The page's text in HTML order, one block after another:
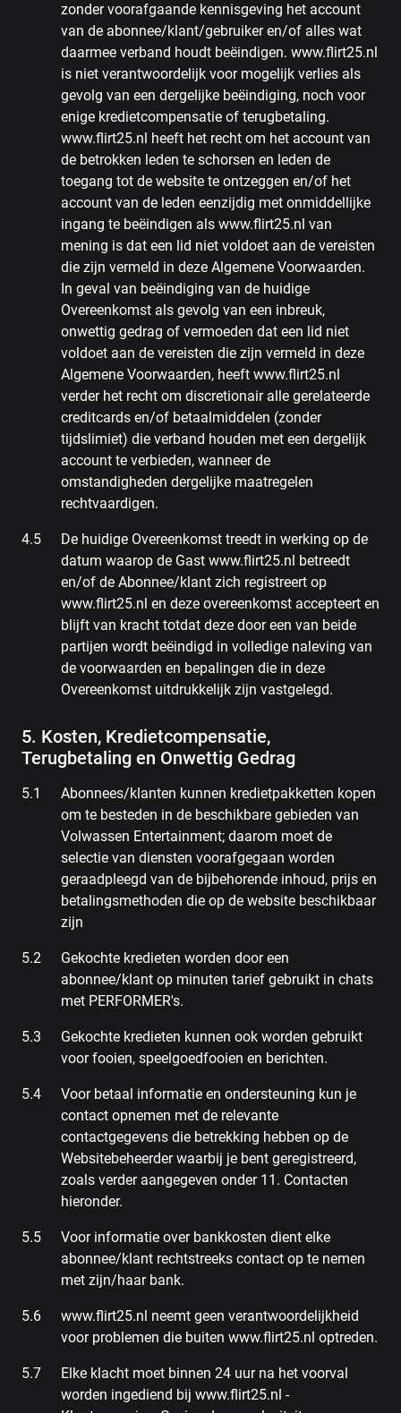
zonder voorafgaande kennisgeving het account
van de abonnee/klant/gebruiker en/of alles wat
daarmee verband houdt beëindigen. www.flirt25.nl
is niet verantwoordelijk voor mogelijk verlies als
gevolg van een dergelijke beëindiging, noch voor
enige kredietcompensatie of terugbetaling.
www.flirt25.nl heeft het recht om het account van
de betrokken leden te schorsen en leden de
toegang tot de website te ontzeggen en/of het
account van de leden eenzijdig met onmiddellijke
ingang te beëindigen als www.flirt25.nl van
mening is dat een lid niet voldoet aan de vereisten
die zijn vermeld in deze Algemene Voorwaarden.
In geval van beëindiging van de huidige
Overeenkomst als gevolg van een inbreuk,
onwettig gedrag of vermoeden dat een lid niet
voldoet aan de vereisten die zijn vermeld in deze
Algemene Voorwaarden, heeft www.flirt25.nl
verder het recht om discretionair alle gerelateerde
creditcards en/of betaalmiddelen (zonder
tijdslimiet) die verband houden met een dergelijk
account te verbieden, wanneer de
omstandigheden dergelijke maatregelen
rechtvaardigen.
De huidige Overeenkomst treedt in werking op de
datum waarop de Gast www.flirt25.nl betreedt
en/of de Abonnee/klant zich registreert op
www.flirt25.nl en deze overeenkomst accepteert en
blijft van kracht totdat deze door een van beide
partijen wordt beëindigd in volledige naleving van
de voorwaarden en bepalingen die in deze
Overeenkomst uitdrukkelijk zijn vastgelegd.
5. Kosten, Kredietcompensatie,
Terugbetaling en Onwettig Gedrag
Abonnees/klanten kunnen kredietpakketten kopen
om te besteden in de beschikbare gebieden van
Volwassen Entertainment; daarom moet de
selectie van diensten voorafgegaan worden
geraadpleegd van de bijbehorende inhoud, prijs en
betalingsmethoden die op de website beschikbaar
zijn
Gekochte kredieten worden door een
abonnee/klant op minuten tarief gebruikt in chats
met PERFORMER's.
Gekochte kredieten kunnen ook worden gebruikt
voor fooien, speelgoedfooien en berichten.
Voor betaal informatie en ondersteuning kun je
contact opnemen met de relevante
contactgegevens die betrekking hebben op de
Websitebeheerder waarbij je bent geregistreerd,
zoals verder aangegeven onder 11. Contacten
hieronder.
Voor informatie over bankkosten dient elke
abonnee/klant rechtstreeks contact op te nemen
met zijn/haar bank.
www.flirt25.nl neemt geen verantwoordelijkheid
voor problemen die buiten www.flirt25.nl optreden.
Elke klacht moet binnen 24 uur na het voorval
worden ingediend bij www.flirt25.nl -